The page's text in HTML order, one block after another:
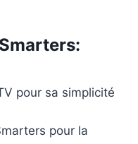
pour sa simplicité
pour la